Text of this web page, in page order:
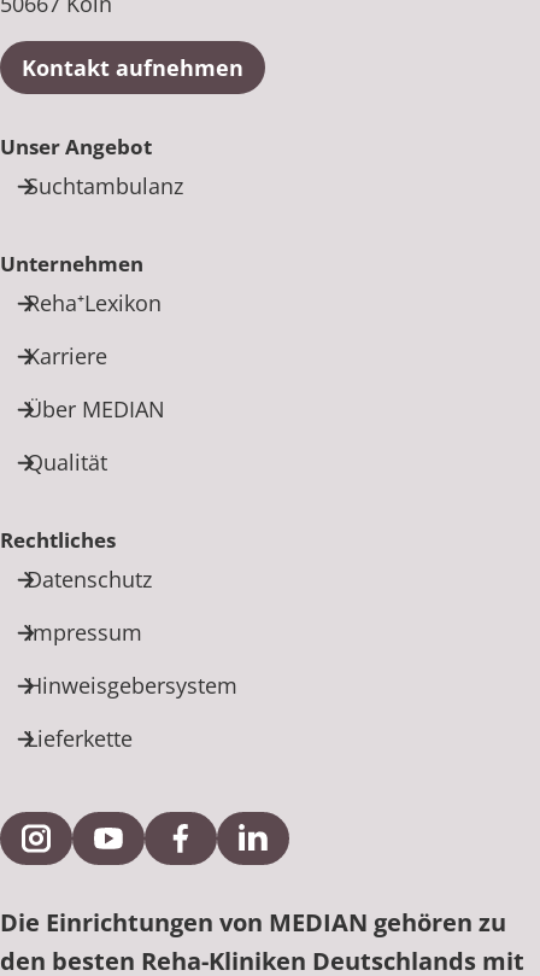
Kontakt aufnehmen
Unser Angebot
Suchtambulanz
Unternehmen
Reha⁺Lexikon
Karriere
Über MEDIAN
Qualität
Rechtliches
Datenschutz
Impressum
Hinweisgebersystem
Lieferkette
Externe Verlinkung zu Instagram
Externe Verlinkung zu YouTube
Externe Verlinkung zu Facebook
Externe Verlinkung zu
Die Einrichtungen von MEDIAN gehören zu
den besten Reha-Kliniken Deutschlands mit